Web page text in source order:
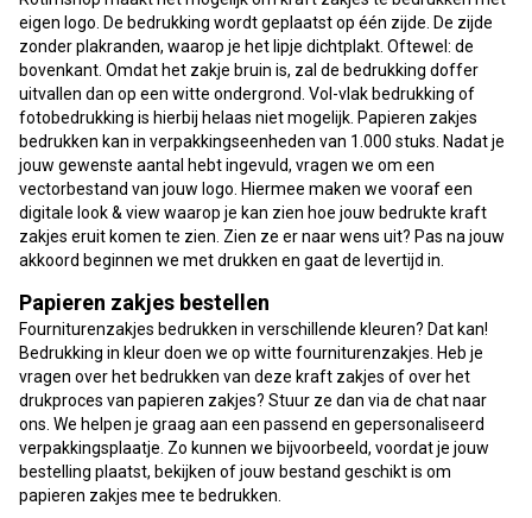
eigen logo. De bedrukking wordt geplaatst op één zijde. De zijde
zonder plakranden, waarop je het lipje dichtplakt. Oftewel: de
bovenkant. Omdat het zakje bruin is, zal de bedrukking doffer
uitvallen dan op een witte ondergrond. Vol-vlak bedrukking of
fotobedrukking is hierbij helaas niet mogelijk. Papieren zakjes
bedrukken kan in verpakkingseenheden van 1.000 stuks. Nadat je
jouw gewenste aantal hebt ingevuld, vragen we om een
vectorbestand van jouw logo. Hiermee maken we vooraf een
digitale look & view waarop je kan zien hoe jouw bedrukte kraft
zakjes eruit komen te zien. Zien ze er naar wens uit? Pas na jouw
akkoord beginnen we met drukken en gaat de levertijd in.
Papieren zakjes bestellen
Fourniturenzakjes bedrukken in verschillende kleuren? Dat kan!
Bedrukking in kleur doen we op witte fourniturenzakjes. Heb je
vragen over het bedrukken van deze kraft zakjes of over het
drukproces van papieren zakjes? Stuur ze dan via de chat naar
ons. We helpen je graag aan een passend en gepersonaliseerd
verpakkingsplaatje. Zo kunnen we bijvoorbeeld, voordat je jouw
bestelling plaatst, bekijken of jouw bestand geschikt is om
papieren zakjes mee te bedrukken.